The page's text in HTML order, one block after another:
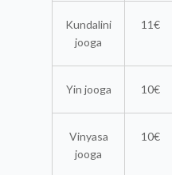
Kundalini
jooga
11€
Yin jooga 10€
Vinyasa
jooga
10€